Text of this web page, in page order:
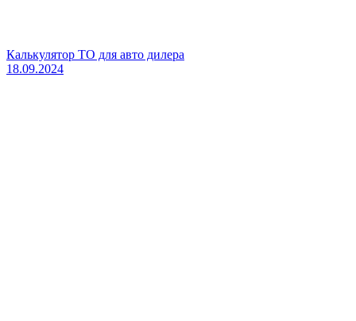
Калькулятор ТО для авто дилера
18.09.2024